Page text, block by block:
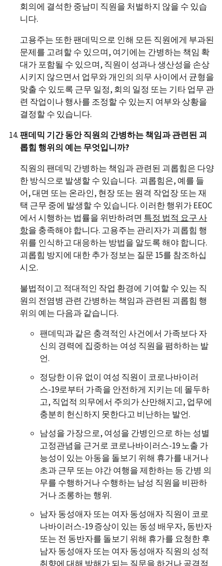
회의에 결석한 중남미 직원을 처벌하지 않을 수 있습
니다.
고용주는 또한 팬데믹으로 인해 모든 직원에게 부과된
문제를 고려할 수 있으며, 여기에는 간병하는 책임 확
대가 포함될 수 있으며, 직원이 성과나 생산성을 손상
시키지 않으면서 업무와 개인의 의무 사이에서 균형을
맞출 수 있도록 근무 일정, 회의 일정 또는 기타 업무 관
련 작업이나 행사를 조정할 수 있는지 여부와 상황을
결정할 수 있습니다.
팬데믹 기간 동안 직원의 간병하는 책임과 관련된 괴
롭힘 행위의 예는 무엇입니까?
직원의 팬데믹 간병하는 책임과 관련된 괴롭힘은 다양
한 방식으로 발생할 수 있습니다. 괴롭힘은, 예를 들
어, 대면 또는 온라인, 현장 또는 원격 작업장 또는 재
택 근무 중에 발생할 수 있습니다. 이러한 행위가 EEOC
에서 시행하는 법률을 위반하려면 특정 법적 요구 사
항을 충족해야 합니다. 고용주는 관리자가 괴롭힘 행
위를 인식하고 대응하는 방법을 알도록 해야 합니다.
괴롭힘 방지에 대한 추가 정보는 질문 15를 참조하십
시오.
불법적이고 적대적인 작업 환경에 기여할 수 있는 직
원의 전염병 관련 간병하는 책임과 관련된 괴롭힘 행
위의 예는 다음과 같습니다.
팬데믹과 같은 충격적인 사건에서 가족보다 자
신의 경력에 집중하는 여성 직원을 폄하하는 발
언.
정당한 이유 없이 여성 직원이 코로나바이러
스-19로부터 가족을 안전하게 지키는 데 몰두하
고, 직업적 의무에서 주의가 산만해지고, 업무에
충분히 헌신하지 못한다고 비난하는 발언.
남성을 가장으로, 여성을 간병인으로 하는 성별
고정관념을 근거로 코로나바이러스-19 노출 가
능성이 있는 아동을 돌보기 위해 휴가를 내거나
초과 근무 또는 야간 여행을 제한하는 등 간병 의
무를 수행하거나 수행하는 남성 직원을 비판하
거나 조롱하는 행위.
남자 동성애자 또는 여자 동성애자 직원이 코로
나바이러스-19 증상이 있는 동성 배우자, 동반자
또는 전 동반자를 돌보기 위해 휴가를 요청한 후
남자 동성애자 또는 여자 동성애자 직원의 성적
취향에 대해 방해가 되는 질문을 하거나 공격적